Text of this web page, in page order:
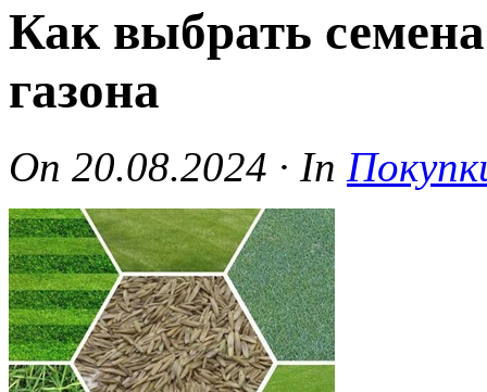
Как выбрать
газона
On 20.08.2024 · In